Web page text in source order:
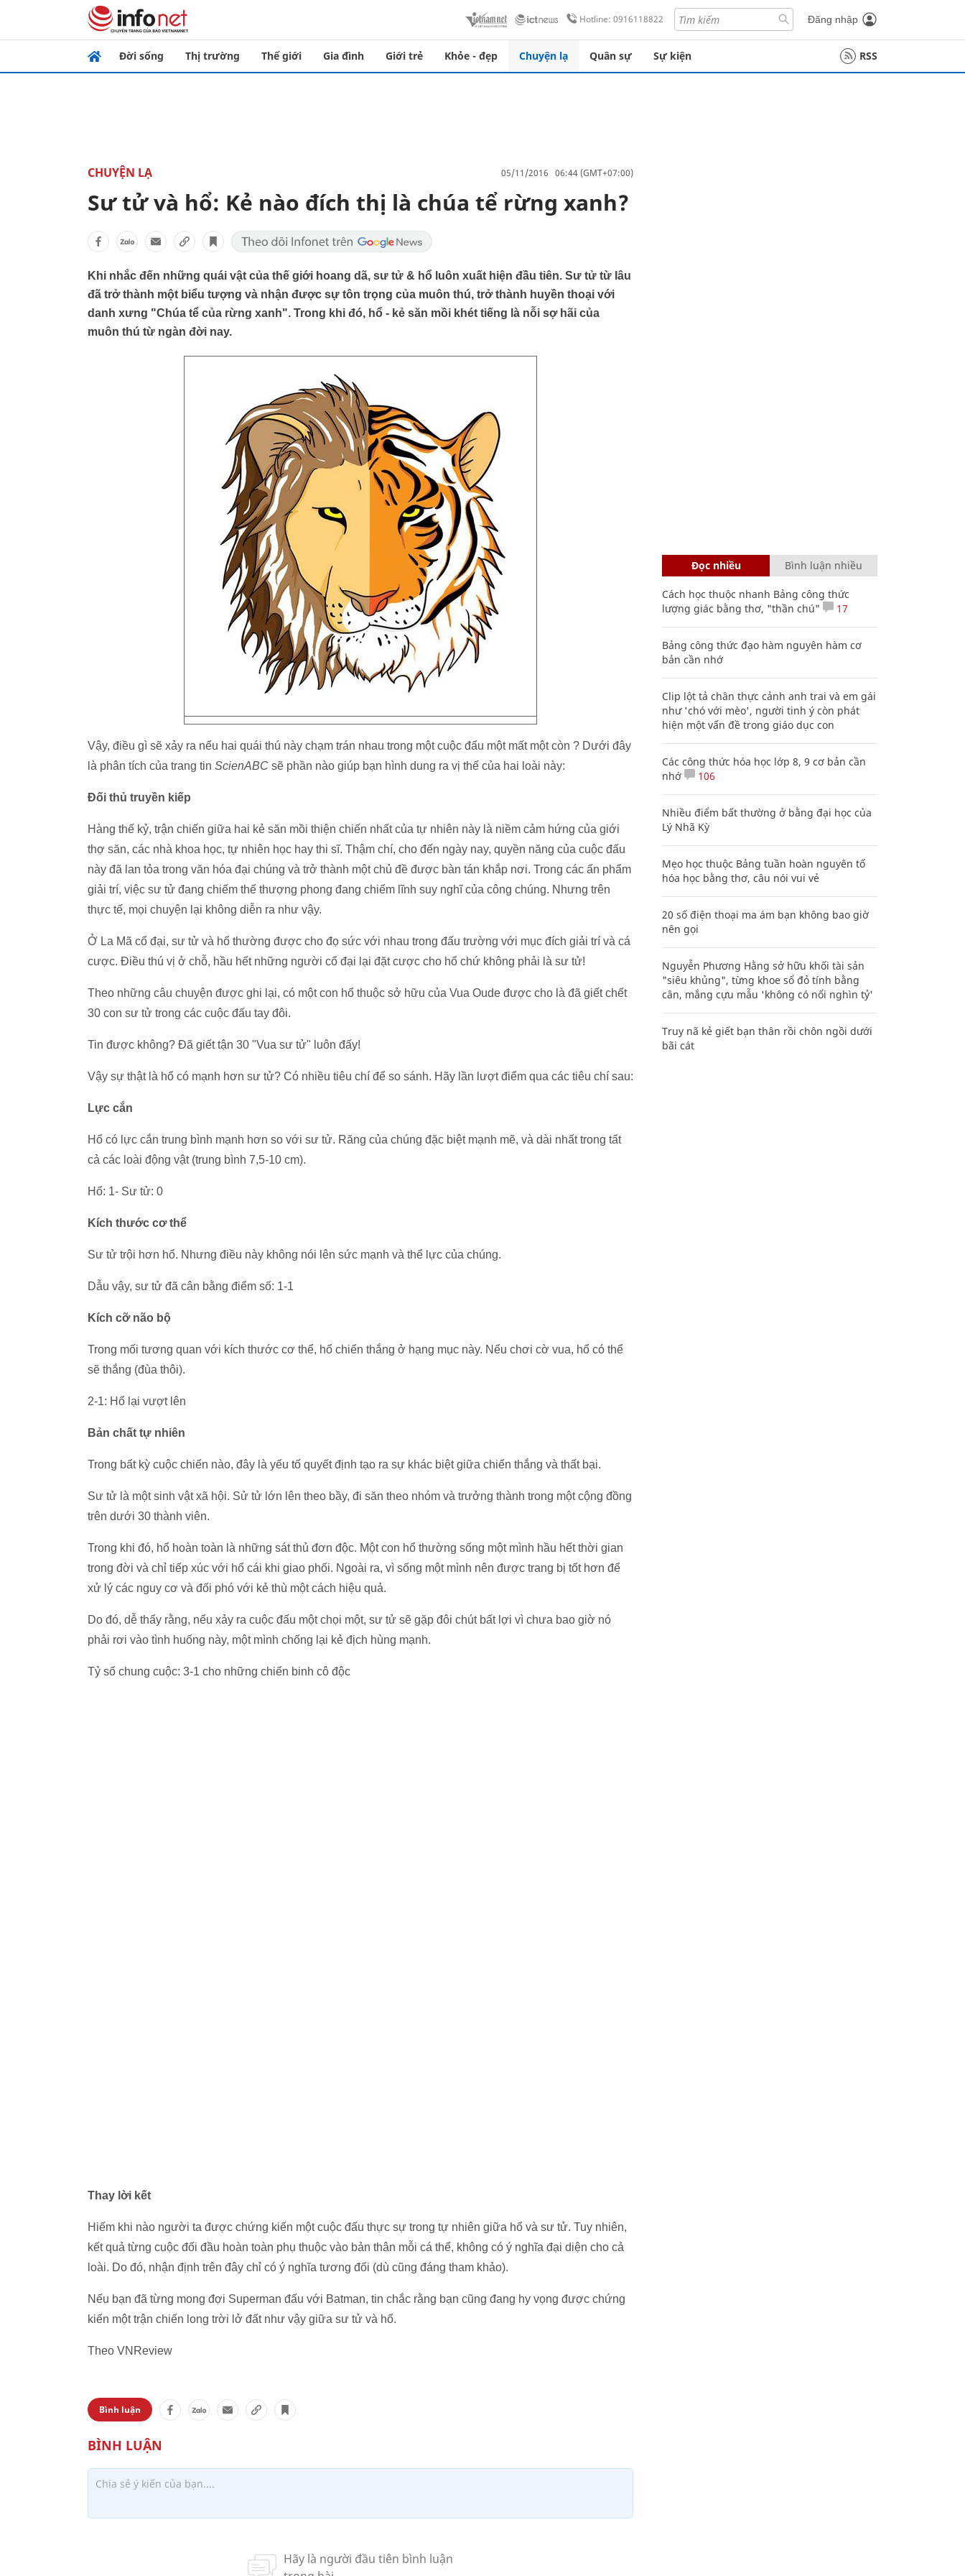
Hotline: 0916118822 Đăng nhập
Đời sống Thị trường Thế giới Gia đình Giới trẻ Khỏe - đẹp Chuyện lạ Quân sự Sự kiện RSS
CHUYỆN LẠ 05/11/2016 06:44 (GMT+07:00)
Sư tử và hổ: Kẻ nào đích thị là chúa tể rừng xanh?
Khi nhắc đến những quái vật của thế giới hoang dã, sư tử & hổ luôn xuất hiện đầu tiên. Sư tử từ lâu
đã trở thành một biểu tượng và nhận được sự tôn trọng của muôn thú, trở thành huyền thoại với
danh xưng "Chúa tể của rừng xanh". Trong khi đó, hổ - kẻ săn mồi khét tiếng là nỗi sợ hãi của
muôn thú từ ngàn đời nay.
Vậy, điều gì sẽ xảy ra nếu hai quái thú này chạm trán nhau trong một cuộc đấu một mất một còn ? Dưới đây
là phân tích của trang tin ScienABC sẽ phần nào giúp bạn hình dung ra vị thế của hai loài này:
Đối thủ truyền kiếp
Hàng thế kỷ, trận chiến giữa hai kẻ săn mồi thiện chiến nhất của tự nhiên này là niềm cảm hứng của giới
thợ săn, các nhà khoa học, tự nhiên học hay thi sĩ. Thậm chí, cho đến ngày nay, quyền năng của cuộc đấu
này đã lan tỏa trong văn hóa đại chúng và trở thành một chủ đề được bàn tán khắp nơi. Trong các ấn phẩm
giải trí, việc sư tử đang chiếm thế thượng phong đang chiếm lĩnh suy nghĩ của công chúng. Nhưng trên
thực tế, mọi chuyện lại không diễn ra như vậy.
Ở La Mã cổ đại, sư tử và hổ thường được cho đọ sức với nhau trong đấu trường với mục đích giải trí và cá
cược. Điều thú vị ở chỗ, hầu hết những người cổ đại lại đặt cược cho hổ chứ không phải là sư tử!
Theo những câu chuyện được ghi lại, có một con hổ thuộc sở hữu của Vua Oude được cho là đã giết chết
30 con sư tử trong các cuộc đấu tay đôi.
Tin được không? Đã giết tận 30 "Vua sư tử" luôn đấy!
Vậy sự thật là hổ có mạnh hơn sư tử? Có nhiều tiêu chí để so sánh. Hãy lần lượt điểm qua các tiêu chí sau:
Lực cắn
Hổ có lực cắn trung bình mạnh hơn so với sư tử. Răng của chúng đặc biệt mạnh mẽ, và dài nhất trong tất
cả các loài động vật (trung bình 7,5-10 cm).
Hổ: 1- Sư tử: 0
Kích thước cơ thể
Sư tử trội hơn hổ. Nhưng điều này không nói lên sức mạnh và thể lực của chúng.
Dẫu vậy, sư tử đã cân bằng điểm số: 1-1
Kích cỡ não bộ
Trong mối tương quan với kích thước cơ thể, hổ chiến thắng ở hạng mục này. Nếu chơi cờ vua, hổ có thể
sẽ thắng (đùa thôi).
2-1: Hổ lại vượt lên
Bản chất tự nhiên
Trong bất kỳ cuộc chiến nào, đây là yếu tố quyết định tạo ra sự khác biệt giữa chiến thắng và thất bại.
Sư tử là một sinh vật xã hội. Sử tử lớn lên theo bầy, đi săn theo nhóm và trưởng thành trong một cộng đồng
trên dưới 30 thành viên.
Trong khi đó, hổ hoàn toàn là những sát thủ đơn độc. Một con hổ thường sống một mình hầu hết thời gian
trong đời và chỉ tiếp xúc với hổ cái khi giao phối. Ngoài ra, vì sống một mình nên được trang bị tốt hơn để
xử lý các nguy cơ và đối phó với kẻ thù một cách hiệu quả.
Do đó, dễ thấy rằng, nếu xảy ra cuộc đấu một chọi một, sư tử sẽ gặp đôi chút bất lợi vì chưa bao giờ nó
phải rơi vào tình huống này, một mình chống lại kẻ địch hùng mạnh.
Tỷ số chung cuộc: 3-1 cho những chiến binh cô độc
Thay lời kết
Hiếm khi nào người ta được chứng kiến một cuộc đấu thực sự trong tự nhiên giữa hổ và sư tử. Tuy nhiên,
kết quả từng cuộc đối đầu hoàn toàn phụ thuộc vào bản thân mỗi cá thể, không có ý nghĩa đại diện cho cả
loài. Do đó, nhận định trên đây chỉ có ý nghĩa tương đối (dù cũng đáng tham khảo).
Nếu bạn đã từng mong đợi Superman đấu với Batman, tin chắc rằng bạn cũng đang hy vọng được chứng
kiến một trận chiến long trời lở đất như vậy giữa sư tử và hổ.
Theo VNReview
Bình luận
Đọc nhiều Bình luận nhiều
Cách học thuộc nhanh Bảng công thức
lượng giác bằng thơ, "thần chú"
17
Bảng công thức đạo hàm nguyên hàm cơ
bản cần nhớ
Clip lột tả chân thực cảnh anh trai và em gái
như 'chó với mèo', người tinh ý còn phát
hiện một vấn đề trong giáo dục con
Các công thức hóa học lớp 8, 9 cơ bản cần
nhớ
106
Nhiều điểm bất thường ở bằng đại học của
Lý Nhã Kỳ
Mẹo học thuộc Bảng tuần hoàn nguyên tố
hóa học bằng thơ, câu nói vui vẻ
20 số điện thoại ma ám bạn không bao giờ
nên gọi
Nguyễn Phương Hằng sở hữu khối tài sản
"siêu khủng", từng khoe sổ đỏ tính bằng
cân, mắng cựu mẫu 'không có nổi nghìn tỷ'
Truy nã kẻ giết bạn thân rồi chôn ngồi dưới
bãi cát